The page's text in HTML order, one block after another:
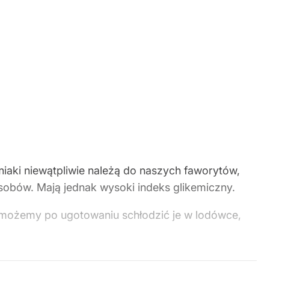
niewątpliwie należą do naszych faworytów,
Mają jednak wysoki indeks glikemiczny.
po ugotowaniu schłodzić je w lodówce,